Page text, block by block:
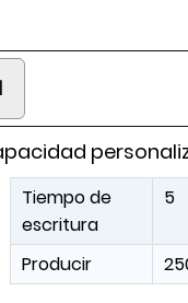
Tiempo de
escritura
5
Producir